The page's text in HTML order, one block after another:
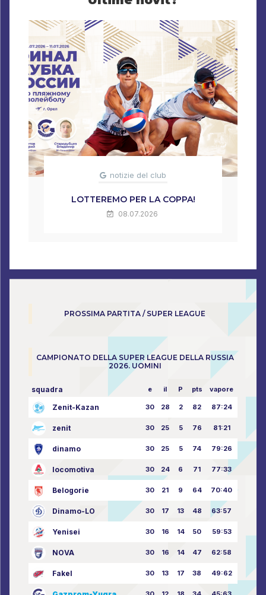
notizie del club
LOTTEREMO PER LA COPPA!
08.07.2026
PROSSIMA PARTITA / SUPER LEAGUE
CAMPIONATO DELLA SUPER LEAGUE DELLA RUSSIA
2026. UOMINI
squadra e il P pts vapore
Zenit-Kazan 30 28 2 82 87:24
zenit 30 25 5 76 81:21
dinamo 30 25 5 74 79:26
locomotiva 30 24 6 71 77:33
Belogorie 30 21 9 64 70:40
Dinamo-LO 30 17 13 48 63:57
Yenisei 30 16 14 50 59:53
NOVA 30 16 14 47 62:58
Fakel 30 13 17 38 49:62